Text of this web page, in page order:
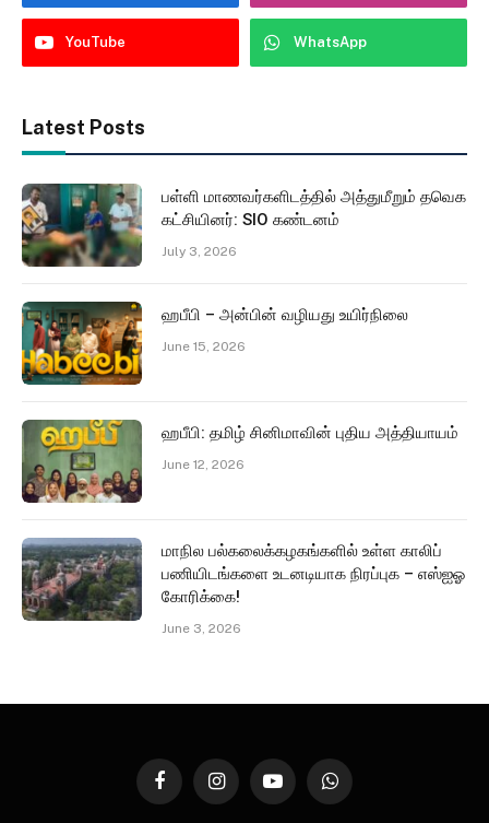
YouTube WhatsApp
Latest Posts
பள்ளி மாணவர்களிடத்தில் அத்துமீறும் தவெக
கட்சியினர்: SIO கண்டனம்
July 3, 2026
ஹபீபி – அன்பின் வழியது உயிர்நிலை
June 15, 2026
ஹபீபி: தமிழ் சினிமாவின் புதிய அத்தியாயம்
June 12, 2026
மாநில பல்கலைக்கழகங்களில் உள்ள காலிப்
பணியிடங்களை உடனடியாக நிரப்புக – எஸ்ஐஓ
கோரிக்கை!
June 3, 2026
FacebookInstagramYouTubeWhatsApp